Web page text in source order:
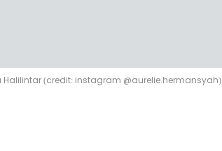
(credit: instagram @aurelie.hermansyah)